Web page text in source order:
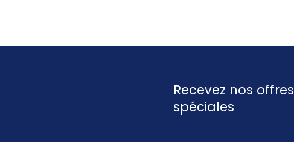
Recevez nos offres
spéciales